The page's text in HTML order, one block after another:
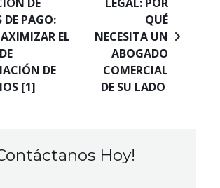
DE PAGO:
EL
DE
[1]
QUÉ
NECESITA UN
ABOGADO
COMERCIAL
DE SU LADO
Hoy!